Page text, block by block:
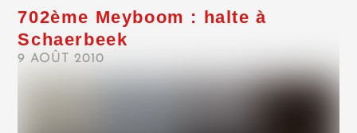
702ème Meyboom : halte à
Schaerbeek
9 AOÛT 2010